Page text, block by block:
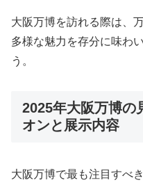
大阪万博を訪れる際は、
多様な魅力を存分に味わ
う。
2025年大阪万博の
オンと展示内容
大阪万博で最も注目すべ